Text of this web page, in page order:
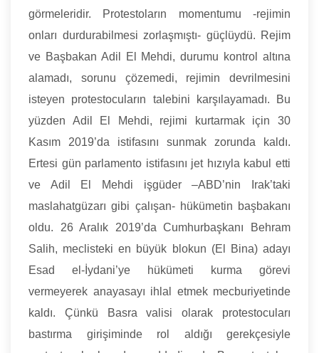
görmeleridir. Protestoların momentumu -rejimin
onları durdurabilmesi zorlaşmıştı- güçlüydü. Rejim
ve Başbakan Adil El Mehdi, durumu kontrol altına
alamadı, sorunu çözemedi, rejimin devrilmesini
isteyen protestocuların talebini karşılayamadı. Bu
yüzden Adil El Mehdi, rejimi kurtarmak için 30
Kasım 2019’da istifasını sunmak zorunda kaldı.
Ertesi gün parlamento istifasını jet hızıyla kabul etti
ve Adil El Mehdi işgüder –ABD’nin Irak’taki
maslahatgüzarı gibi çalışan- hükümetin başbakanı
oldu. 26 Aralık 2019’da Cumhurbaşkanı Behram
Salih, meclisteki en büyük blokun (El Bina) adayı
Esad el-İydani’ye hükümeti kurma görevi
vermeyerek anayasayı ihlal etmek mecburiyetinde
kaldı. Çünkü Basra valisi olarak protestocuları
bastırma girişiminde rol aldığı gerekçesiyle